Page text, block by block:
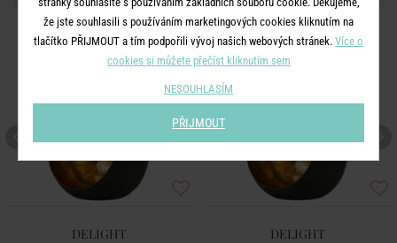
DELIGHT
BESTSELLER
DELIGHT
že jste souhlasili s používáním marketingových cookies kliknutím na
tlačítko PŘIJMOUT a tím podpořili vývoj našich webových stránek. Více o
cookies si můžete přečíst kliknutím sem
NESOUHLASÍM
PŘIJMOUT